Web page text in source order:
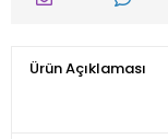
Ürün Açıklaması